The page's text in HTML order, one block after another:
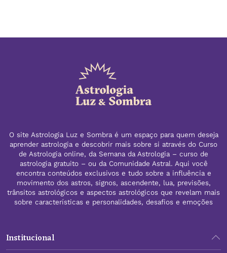
O site Astrologia Luz e Sombra é um espaço para quem deseja
aprender astrologia e descobrir mais sobre si através do Curso
de Astrologia online, da Semana da Astrologia – curso de
astrologia gratuito – ou da Comunidade Astral. Aqui você
encontra conteúdos exclusivos e tudo sobre a influência e
movimento dos astros, signos, ascendente, lua, previsões,
trânsitos astrológicos e aspectos astrológicos que revelam mais
sobre características e personalidades, desafios e emoções
Institucional